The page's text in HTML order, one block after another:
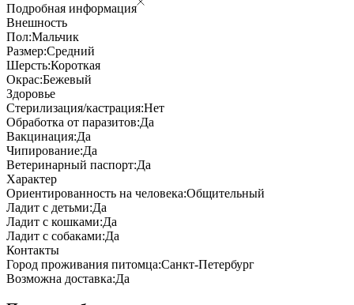
Подробная информация
Внешность
Пол:Мальчик
Размер:Средний
Шерсть:Короткая
Окрас:Бежевый
Здоровье
Стерилизация/кастрация:Нет
Обработка от паразитов:Да
Вакцинация:Да
Чипирование:Да
Ветеринарный паспорт:Да
Характер
Ориентированность на человека:Общительный
Ладит с детьми:Да
Ладит с кошками:Да
Ладит с собаками:Да
Контакты
Город проживания питомца:Санкт-Петербург
Возможна доставка:Да